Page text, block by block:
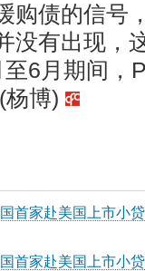
购债的信号
没有出现，
6月期间，
杨博)
首家赴美国上市小
首家赴美国上市小